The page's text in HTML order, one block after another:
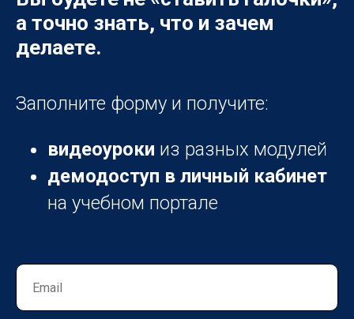
а точно знать, что и зачем
делаете.
Заполните форму и получите:
видеоуроки из разных модулей
демодоступ в личный кабинет
на учебном портале